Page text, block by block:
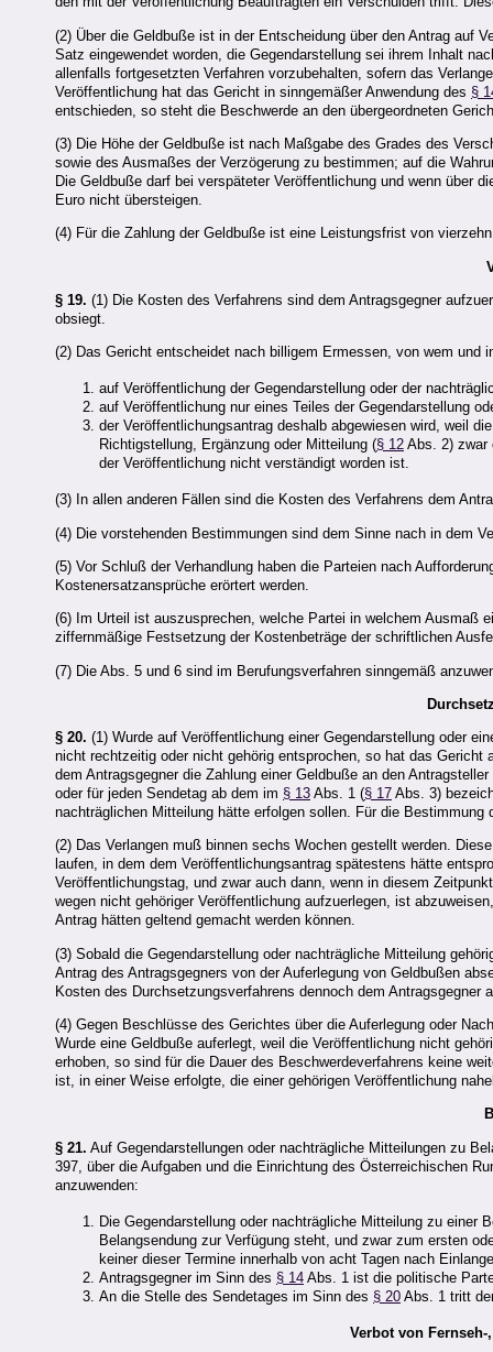
(2) Über die Geldbuße ist in der Entscheidung über den Antrag auf
Satz eingewendet worden, die Gegendarstellung sei ihrem Inhalt
allenfalls fortgesetzten Verfahren vorzubehalten, sofern das
Veröffentlichung hat das Gericht in sinngemäßer Anwendung des §
entschieden, so steht die Beschwerde an den übergeordneten
(3) Die Höhe der Geldbuße ist nach Maßgabe des Grades des
sowie des Ausmaßes der Verzögerung zu bestimmen; auf die
Die Geldbuße darf bei verspäteter Veröffentlichung und wenn über
Euro nicht übersteigen.
(4) Für die Zahlung der Geldbuße ist eine Leistungsfrist von
§ 19. (1) Die Kosten des Verfahrens sind dem Antragsgegner
obsiegt.
(2) Das Gericht entscheidet nach billigem Ermessen, von wem
auf Veröffentlichung der Gegendarstellung oder der
auf Veröffentlichung nur eines Teiles der Gegendarstellung
der Veröffentlichungsantrag deshalb abgewiesen wird, weil
Richtigstellung, Ergänzung oder Mitteilung (§ 12 Abs. 2) zwar
der Veröffentlichung nicht verständigt worden ist.
(3) In allen anderen Fällen sind die Kosten des Verfahrens dem
(4) Die vorstehenden Bestimmungen sind dem Sinne nach in dem
(5) Vor Schluß der Verhandlung haben die Parteien nach
Kostenersatzansprüche erörtert werden.
(6) Im Urteil ist auszusprechen, welche Partei in welchem Ausmaß
ziffernmäßige Festsetzung der Kostenbeträge der schriftlichen
(7) Die Abs. 5 und 6 sind im Berufungsverfahren sinngemäß
§ 20. (1) Wurde auf Veröffentlichung einer Gegendarstellung oder
nicht rechtzeitig oder nicht gehörig entsprochen, so hat das Gericht
dem Antragsgegner die Zahlung einer Geldbuße an den
oder für jeden Sendetag ab dem im § 13 Abs. 1 (§ 17 Abs. 3)
nachträglichen Mitteilung hätte erfolgen sollen. Für die Bestimmung
(2) Das Verlangen muß binnen sechs Wochen gestellt werden.
laufen, in dem dem Veröffentlichungsantrag spätestens hätte
Veröffentlichungstag, und zwar auch dann, wenn in diesem
wegen nicht gehöriger Veröffentlichung aufzuerlegen, ist
Antrag hätten geltend gemacht werden können.
(3) Sobald die Gegendarstellung oder nachträgliche Mitteilung
Antrag des Antragsgegners von der Auferlegung von Geldbußen
Kosten des Durchsetzungsverfahrens dennoch dem Antragsgegner
(4) Gegen Beschlüsse des Gerichtes über die Auferlegung oder
Wurde eine Geldbuße auferlegt, weil die Veröffentlichung nicht
erhoben, so sind für die Dauer des Beschwerdeverfahrens keine
ist, in einer Weise erfolgte, die einer gehörigen Veröffentlichung
§ 21. Auf Gegendarstellungen oder nachträgliche Mitteilungen zu
397, über die Aufgaben und die Einrichtung des Österreichischen
anzuwenden:
Die Gegendarstellung oder nachträgliche Mitteilung zu einer
Belangsendung zur Verfügung steht, und zwar zum ersten
keiner dieser Termine innerhalb von acht Tagen nach
Antragsgegner im Sinn des § 14 Abs. 1 ist die politische
An die Stelle des Sendetages im Sinn des § 20 Abs. 1 tritt
Verbot von